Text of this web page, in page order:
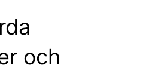
och